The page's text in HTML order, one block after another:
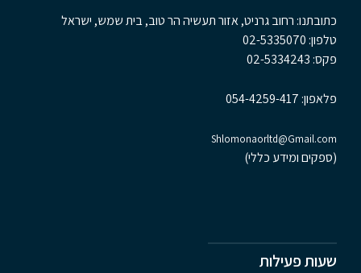
כתובתנו: רחוב גרניט, אזור תעשיה הר טוב, בית שמש, ישראל
טלפון: 02-5335070
פקס: 02-5334243
פלאפון: 054-4259-417
Shlomonaorltd@Gmail.com
(ספקים ומידע כללי)
שעות פעילות